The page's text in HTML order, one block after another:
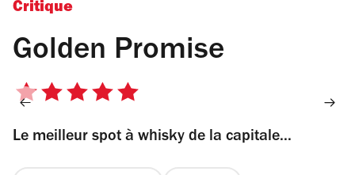
Critique
Golden Promise
5
5
Le meilleur spot à whisky de la capitale...